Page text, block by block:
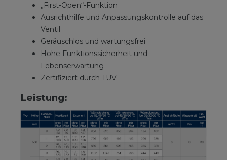
„First-Open“-Funktion
Ausrichthilfe und Anpassungskontrolle auf das
Ventil
Geräuschlos und wartungsfrei
Hohe Funktionssicherheit und
Lebenserwartung
Zertifiziert durch TÜV
Leistung: